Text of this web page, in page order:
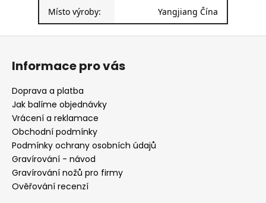
Místo výroby: Yangjiang Čína
Informace pro vás
Doprava a platba
Jak balíme objednávky
Vrácení a reklamace
Obchodní podmínky
Podmínky ochrany osobních údajů
Gravírování - návod
Gravírování nožů pro firmy
Ověřování recenzí